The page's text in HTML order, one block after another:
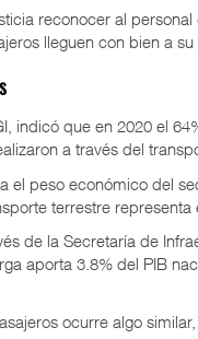
reconocer al
lleguen con bien a su
indicó que en 2020 el
a través del
el peso económico del
terrestre
de la Secretaría de
aporta 3.8% del PIB
ocurre algo